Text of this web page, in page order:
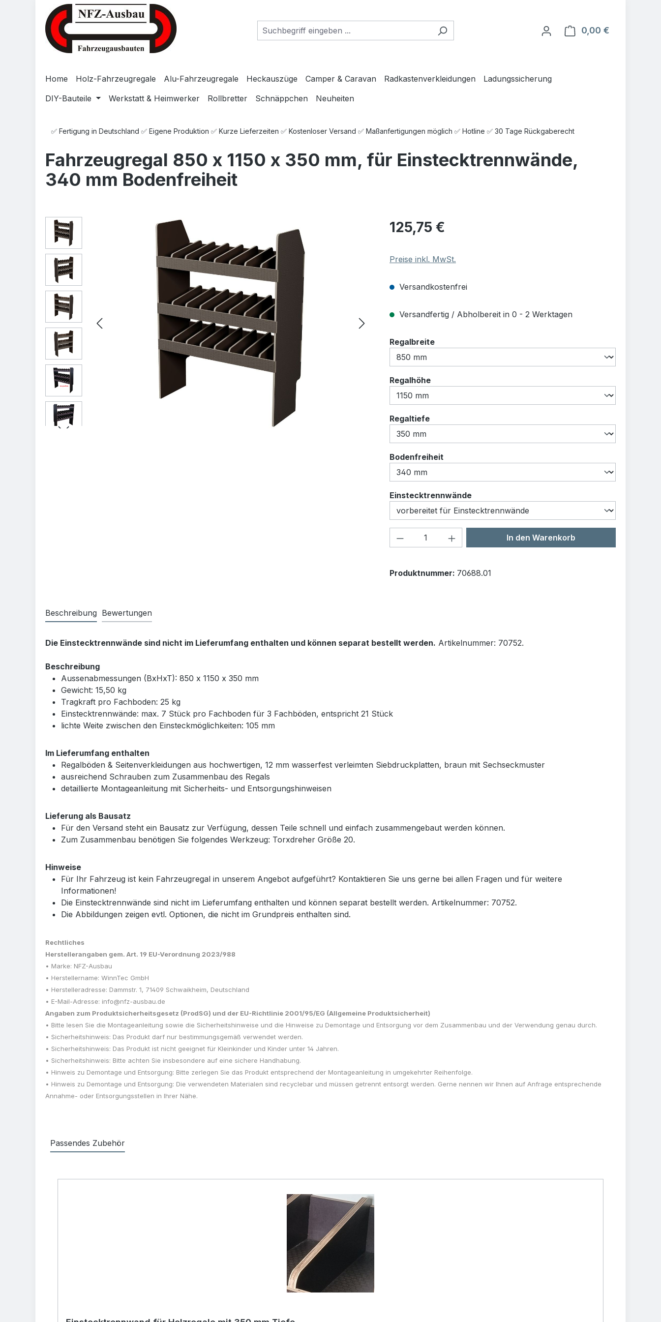
Zum Hauptinhalt springen
Zur Suche springen
Zur Hauptnavigation springen
0,00 €
Home Holz-Fahrzeugregale Alu-Fahrzeugregale Heckauszüge Camper & Caravan Radkastenverkleidungen
Ladungssicherung
DIY-Bauteile
Werkstatt & Heimwerker Rollbretter Schnäppchen Neuheiten
✅ Fertigung in Deutschland ✅ Eigene Produktion ✅ Kurze Lieferzeiten ✅ Kostenloser Versand ✅ Maßanfertigungen möglich ✅ Hotline ✅ 30 Tage Rückgaberecht
Fahrzeugregal 850 x 1150 x 350 mm, für Einstecktrennwände,
340 mm Bodenfreiheit
Bildergalerie überspringen Regulärer Preis:
125,75 €
Preise inkl. MwSt.
Versandkostenfrei
Versandfertig / Abholbereit in 0 - 2 Werktagen
Regalbreiteauswählen
Regalhöheauswählen
Regaltiefeauswählen
Bodenfreiheit
Einstecktrennwändeauswählen
Produkt Anzahl: Gib den gewünschten Wert
In den Warenkorb
Produktnummer: 70688.01
Beschreibung Bewertungen
Die Einstecktrennwände sind nicht im Lieferumfang enthalten und können separat bestellt werden. Artikelnummer: 70752.
Beschreibung
Aussenabmessungen (BxHxT): 850 x 1150 x 350 mm
Gewicht: 15,50 kg
Tragkraft pro Fachboden: 25 kg
Einstecktrennwände: max. 7 Stück pro Fachboden für 3 Fachböden, entspricht 21 Stück
lichte Weite zwischen den Einsteckmöglichkeiten: 105 mm
Im Lieferumfang enthalten
Regalböden & Seitenverkleidungen aus hochwertigen, 12 mm wasserfest verleimten Siebdruckplatten, braun mit Sechseckmuster
ausreichend Schrauben zum Zusammenbau des Regals
detaillierte Montageanleitung mit Sicherheits- und Entsorgungshinweisen
Lieferung als Bausatz
Für den Versand steht ein Bausatz zur Verfügung, dessen Teile schnell und einfach zusammengebaut werden können.
Zum Zusammenbau benötigen Sie folgendes Werkzeug: Torxdreher Größe 20.
Hinweise
Für Ihr Fahrzeug ist kein Fahrzeugregal in unserem Angebot aufgeführt? Kontaktieren Sie uns gerne bei allen Fragen und für weitere
Informationen!
Die Einstecktrennwände sind nicht im Lieferumfang enthalten und können separat bestellt werden. Artikelnummer: 70752.
Die Abbildungen zeigen evtl. Optionen, die nicht im Grundpreis enthalten sind.
Rechtliches
Herstellerangaben gem. Art. 19 EU-Verordnung 2023/988
• Marke: NFZ-Ausbau
• Herstellername: WinnTec GmbH
• Herstelleradresse: Dammstr. 1, 71409 Schwaikheim, Deutschland
• E-Mail-Adresse: info@nfz-ausbau.de
Angaben zum Produktsicherheitsgesetz (ProdSG) und der EU-Richtlinie 2001/95/EG (Allgemeine Produktsicherheit)
• Bitte lesen Sie die Montageanleitung sowie die Sicherheitshinweise und die Hinweise zu Demontage und Entsorgung vor dem Zusammenbau und der Verwendung genau durch.
• Sicherheitshinweis: Das Produkt darf nur bestimmungsgemäß verwendet werden.
• Sicherheitshinweis: Das Produkt ist nicht geeignet für Kleinkinder und Kinder unter 14 Jahren.
• Sicherheitshinweis: Bitte achten Sie insbesondere auf eine sichere Handhabung.
• Hinweis zu Demontage und Entsorgung: Bitte zerlegen Sie das Produkt entsprechend der Montageanleitung in umgekehrter Reihenfolge.
• Hinweis zu Demontage und Entsorgung: Die verwendeten Materialen sind recyclebar und müssen getrennt entsorgt werden. Gerne nennen wir Ihnen auf Anfrage entsprechende
Annahme- oder Entsorgungsstellen in Ihrer Nähe.
Passendes Zubehör